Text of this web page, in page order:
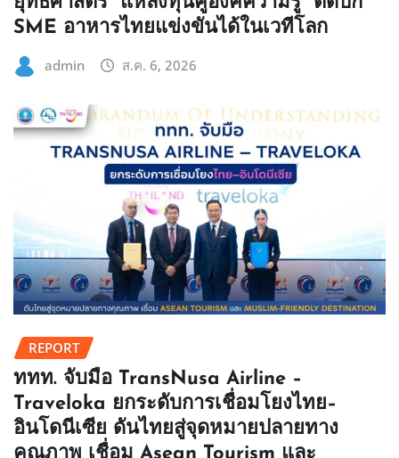
SME อาหารไทยแข่งขันได้ในเวทีโลก
admin ส.ค. 6, 2026
REPORT
ททท. จับมือ TransNusa Airline –
Traveloka ยกระดับการเชื่อมโยงไทย–
อินโดนีเซีย ดันไทยสู่จุดหมายปลายทาง